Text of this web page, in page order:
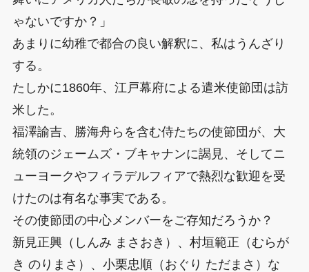
ゃないですか？」
あまりに幼稚で都合の良い解釈に、私はうんざり
する。
たしかに1860年、江戸幕府による遣米使節団は訪
米した。
福澤諭吉、勝海舟らを含む侍たちの使節団が、大
統領のジェームズ・ブキャナンに謁見、そしてニ
ューヨークやフィラデルフィアで熱烈な歓迎を受
けたのは有名な事実である。
その使節団の中心メンバーをご存知だろうか？
新見正興（しんみ まさおき）、村垣範正（むらが
き のりまさ）、小栗忠順（おぐり ただまさ）な